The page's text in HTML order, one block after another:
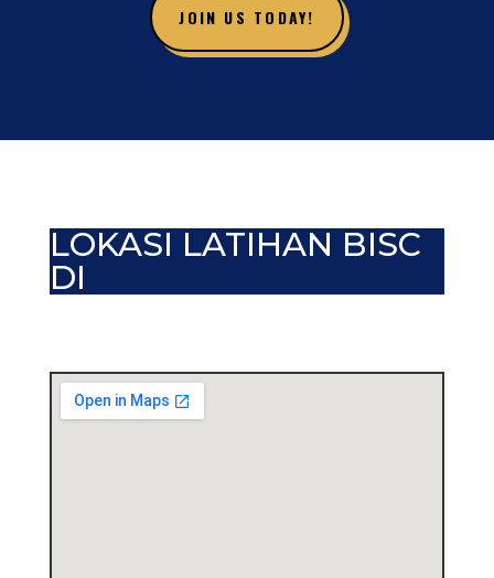
JOIN US TODAY!
LOKASI LATIHAN BISC
DI